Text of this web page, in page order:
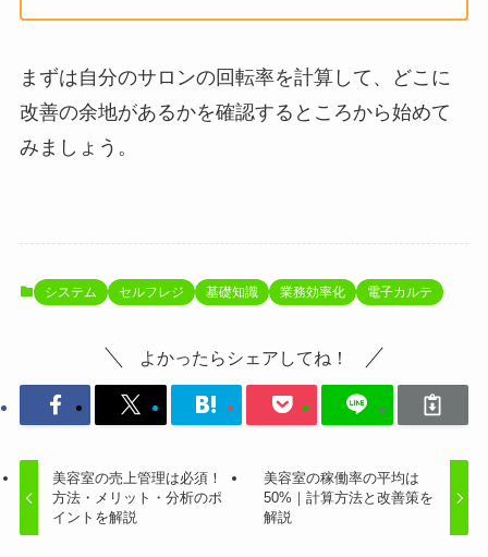
まずは自分のサロンの回転率を計算して、どこに
改善の余地があるかを確認するところから始めて
みましょう。
システム セルフレジ 基礎知識 業務効率化 電子カルテ
よかったらシェアしてね！
美容室の売上管理は必須！
方法・メリット・分析のポ
イントを解説
美容室の稼働率の平均は
50%｜計算方法と改善策を
解説